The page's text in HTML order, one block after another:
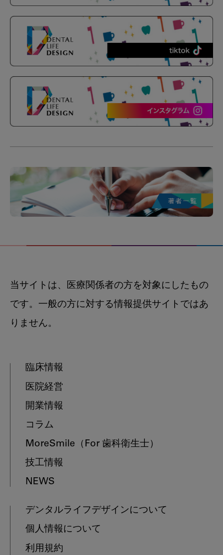
当サイトは、医療関係者の方を対象にしたもの
です。一般の方に対する情報提供サイトではあ
りません。
臨床情報
医院経営
開業情報
コラム
MoreSmile （For 歯科衛生士）
技工情報
NEWS
デンタルライフデザインについて
個人情報について
利用規約